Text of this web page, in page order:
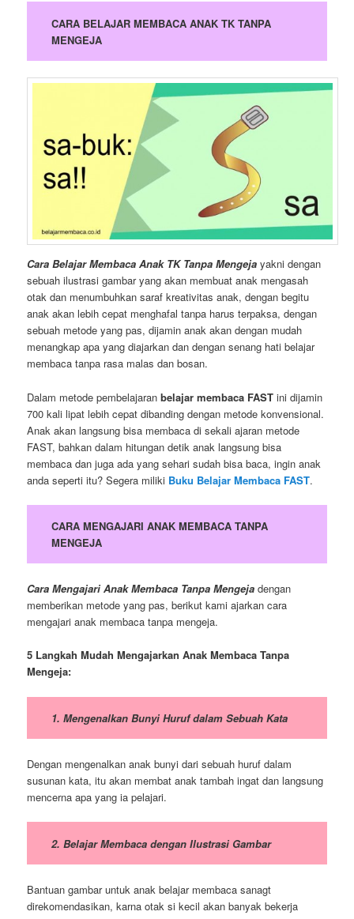
CARA BELAJAR MEMBACA ANAK TK TANPA
MENGEJA
Cara Belajar Membaca Anak TK Tanpa Mengeja yakni dengan
sebuah ilustrasi gambar yang akan membuat anak mengasah
otak dan menumbuhkan saraf kreativitas anak, dengan begitu
anak akan lebih cepat menghafal tanpa harus terpaksa, dengan
sebuah metode yang pas, dijamin anak akan dengan mudah
menangkap apa yang diajarkan dan dengan senang hati belajar
membaca tanpa rasa malas dan bosan.
Dalam metode pembelajaranbelajar membaca FAST ini dijamin
700 kali lipat lebih cepat dibanding dengan metode konvensional.
Anak akan langsung bisa membaca di sekali ajaran metode
FAST, bahkan dalam hitungan detik anak langsung bisa
membaca dan juga ada yang sehari sudah bisa baca, ingin anak
anda seperti itu? Segera miliki Buku Belajar Membaca FAST.
CARA MENGAJARI ANAK MEMBACA TANPA
MENGEJA
Cara Mengajari Anak Membaca Tanpa Mengeja dengan
memberikan metode yang pas, berikut kami ajarkan cara
mengajari anak membaca tanpa mengeja.
5 Langkah Mudah Mengajarkan Anak Membaca Tanpa
Mengeja:
1. Mengenalkan Bunyi Huruf dalam Sebuah Kata
Dengan mengenalkan anak bunyi dari sebuah huruf dalam
susunan kata, itu akan membat anak tambah ingat dan langsung
mencerna apa yang ia pelajari.
2. Belajar Membaca dengan Ilustrasi Gambar
Bantuan gambar untuk anak belajar membaca sanagt
direkomendasikan, karna otak si kecil akan banyak bekerja